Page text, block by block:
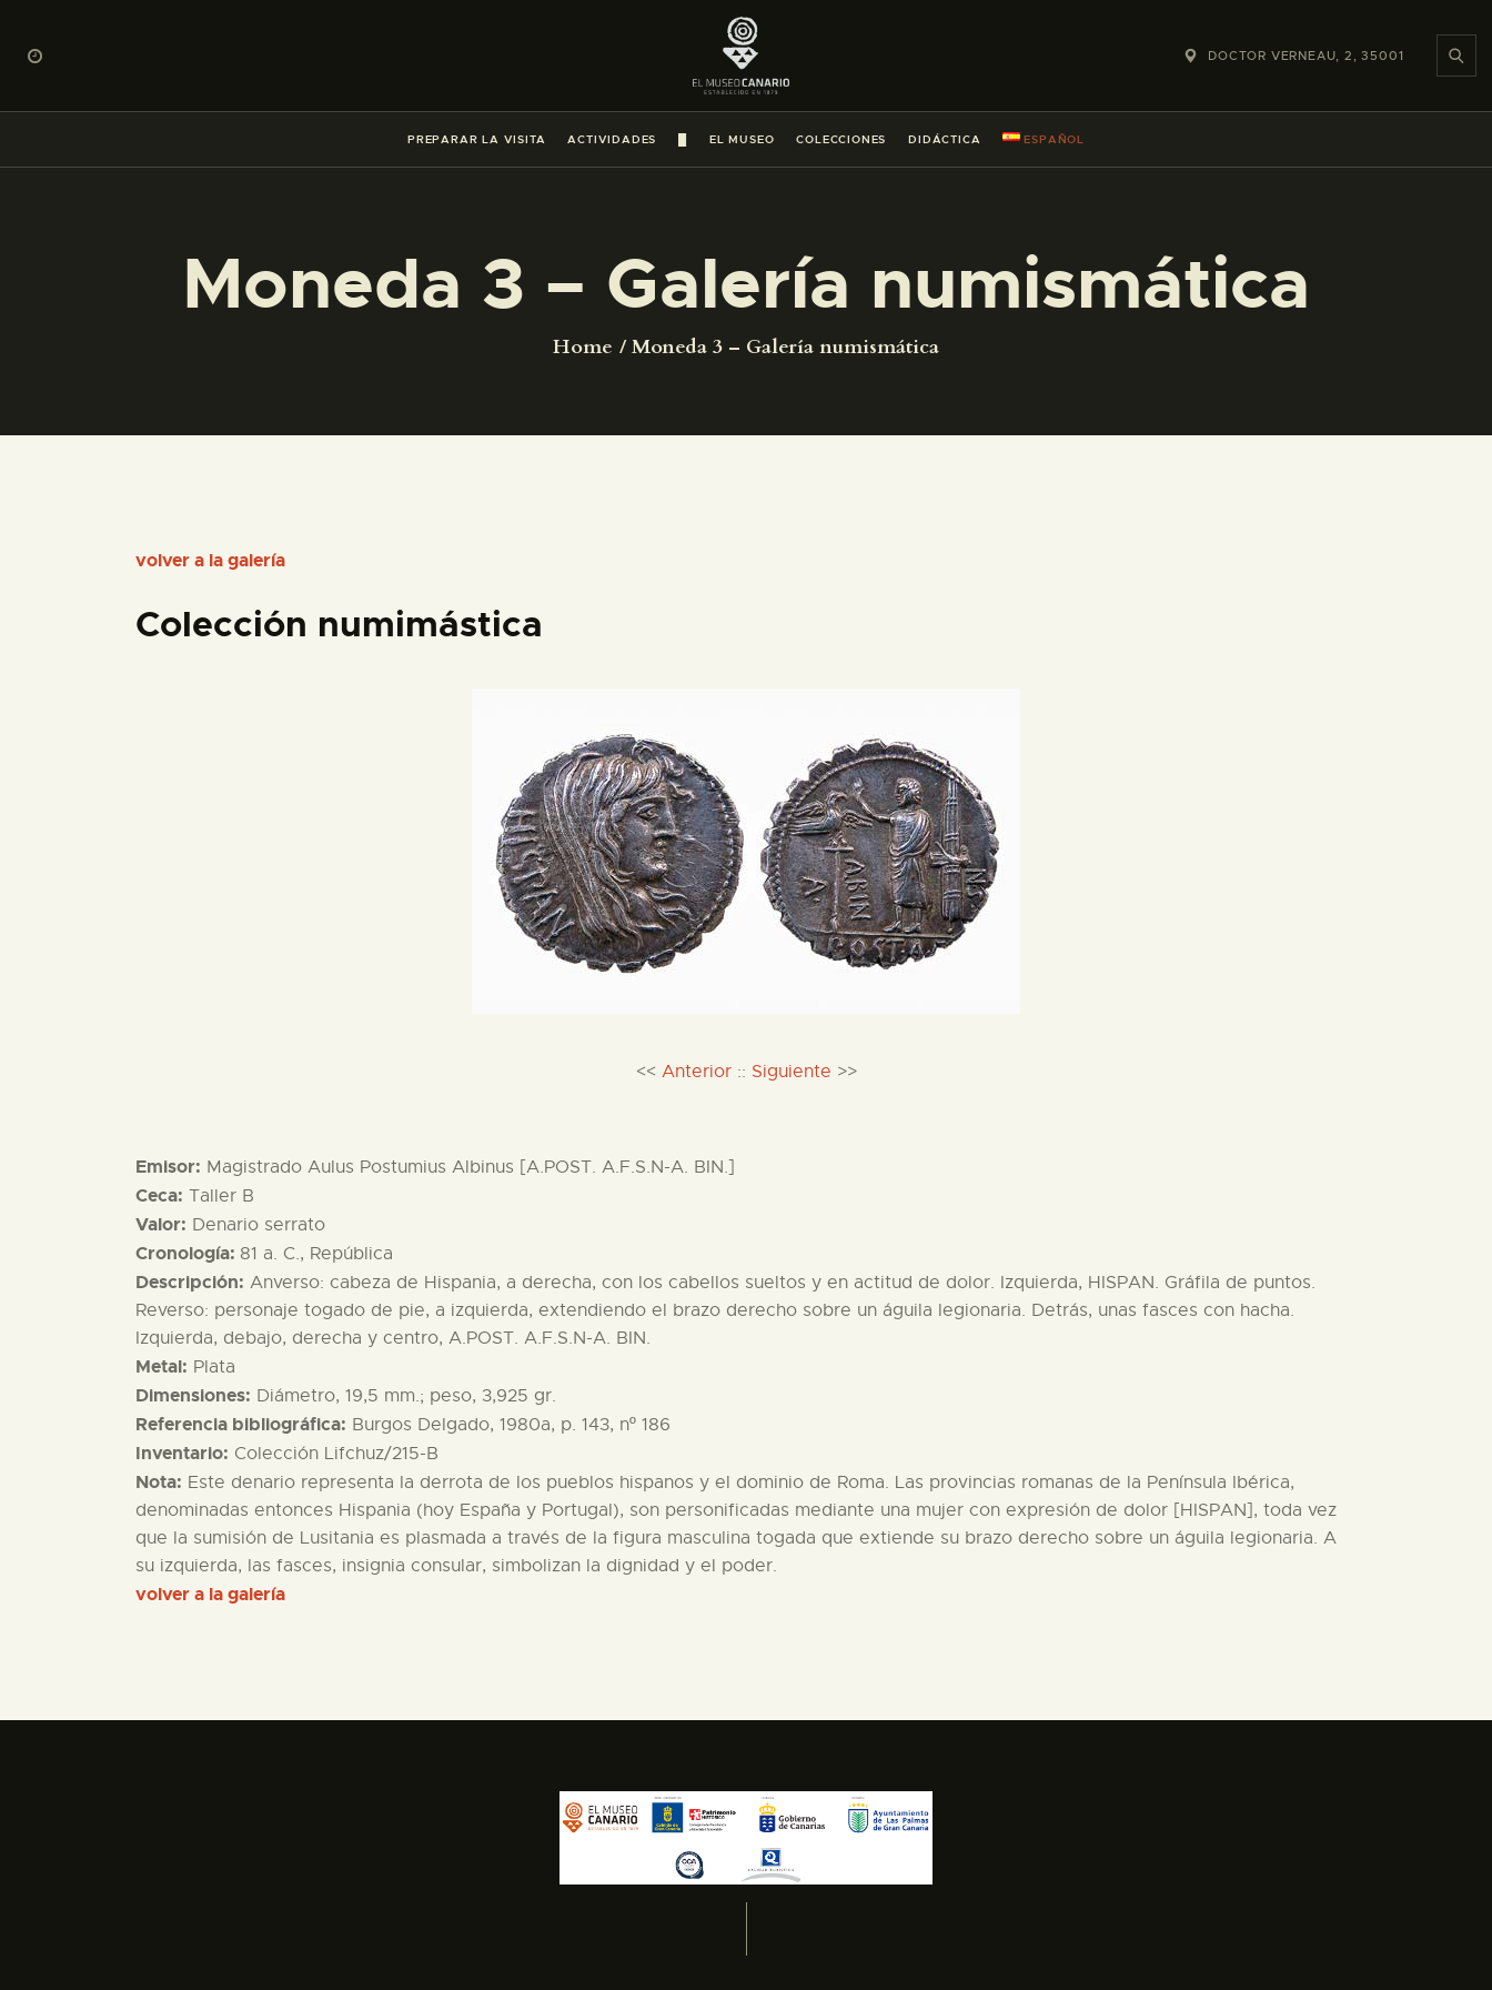
DOCTOR VERNEAU, 2, 35001
PREPARAR LA VISITA ACTIVIDADES EL MUSEO COLECCIONES DIDÁCTICA ESPAÑOL
Moneda 3 – Galería numismática
Home Moneda 3 – Galería numismática
PREPARAR LA VISITA
ACTIVIDADES
█
COLECCIONES
EL MUSEO
COLECCIONES
DIDÁCTICA
ESPAÑOL
volver a la galería
Colección numimástica
<< Anterior :: Siguiente >>
Emisor: Magistrado Aulus Postumius Albinus [A.POST. A.F.S.N-A. BIN.]
Ceca: Taller B
Valor: Denario serrato
Cronología: 81 a. C., República
Descripción: Anverso: cabeza de Hispania, a derecha, con los cabellos sueltos y en actitud de dolor. Izquierda, HISPAN. Gráfila de puntos.
Reverso: personaje togado de pie, a izquierda, extendiendo el brazo derecho sobre un águila legionaria. Detrás, unas fasces con hacha.
Izquierda, debajo, derecha y centro, A.POST. A.F.S.N-A. BIN.
Metal: Plata
Dimensiones: Diámetro, 19,5 mm.; peso, 3,925 gr.
Referencia bibliográfica: Burgos Delgado, 1980a, p. 143, nº 186
Inventario: Colección Lifchuz/215-B
Nota: Este denario representa la derrota de los pueblos hispanos y el dominio de Roma. Las provincias romanas de la Península Ibérica,
denominadas entonces Hispania (hoy España y Portugal), son personificadas mediante una mujer con expresión de dolor [HISPAN], toda vez
que la sumisión de Lusitania es plasmada a través de la figura masculina togada que extiende su brazo derecho sobre un águila legionaria. A
su izquierda, las fasces, insignia consular, simbolizan la dignidad y el poder.
volver a la galería